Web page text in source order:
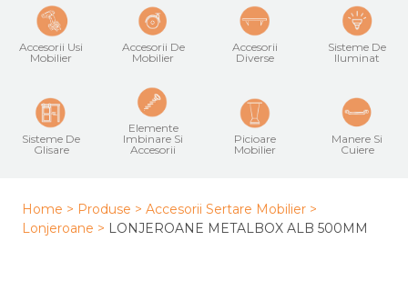
Accesorii Usi
Mobilier
Accesorii De
Mobilier
Accesorii
Diverse
Sisteme De
Iluminat
Sisteme De
Glisare
Elemente
Imbinare Si
Accesorii
Picioare
Mobilier
Manere Si
Cuiere
Home > Produse > Accesorii Sertare Mobilier >
Lonjeroane > LONJEROANE METALBOX ALB 500MM